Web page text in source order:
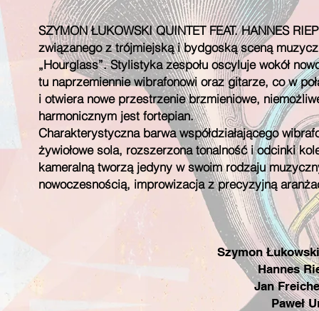
SZYMON ŁUKOWSKI QUINTET FEAT. HANNES
związanego z trójmiejską i bydgoską sceną
„Hourglass”. Stylistyka zespołu oscyluje wokół
tu naprzemiennie wibrafonowi oraz gitarze, co w
i otwiera nowe przestrzenie brzmieniowe,
harmonicznym jest fortepian.
Charakterystyczna barwa współdziałającego
żywiołowe sola, rozszerzona tonalność i odcinki
kameralną tworzą jedyny w swoim rodzaju
nowoczesnością, improwizacja z precyzyjną
Szymon
Hannes
Jan
Paweł